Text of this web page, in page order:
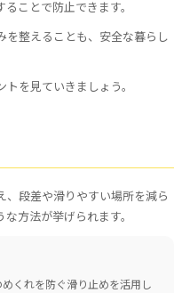
ことで防止できます。
を整えることも、安全な暮らし
を見ていきましょう。
段差や滑りやすい場所を減ら
方法が挙げられます。
くれを防ぐ滑り止めを活用し